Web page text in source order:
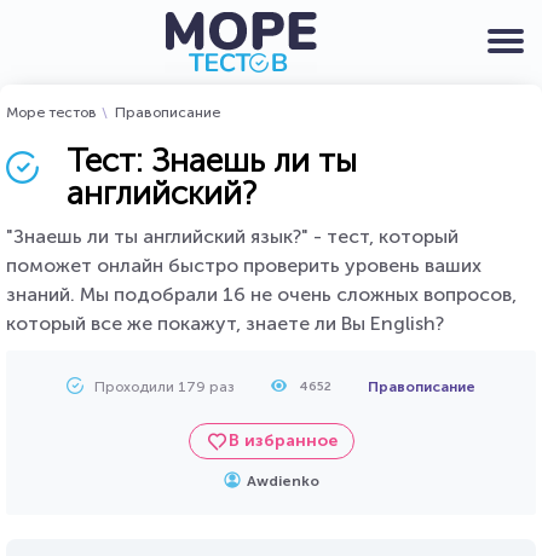
Море тестов Правописание
Тест: Знаешь ли ты
английский?
"Знаешь ли ты английский язык?" - тест, который
поможет онлайн быстро проверить уровень ваших
знаний. Мы подобрали 16 не очень сложных вопросов,
который все же покажут, знаете ли Вы English?
Проходили 179 раз 4652 Правописание
В избранное
Awdienko